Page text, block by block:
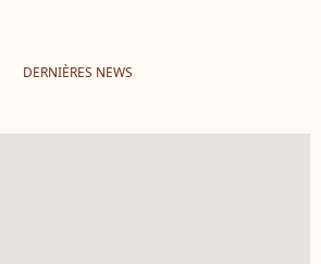
DERNIÈRES NEWS